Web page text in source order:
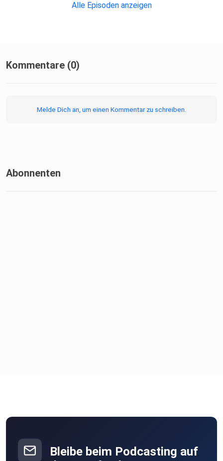
Alle Episoden anzeigen
Kommentare (0)
Melde Dich an, um einen Kommentar zu schreiben.
Abonnenten
Bleibe beim Podcasting auf